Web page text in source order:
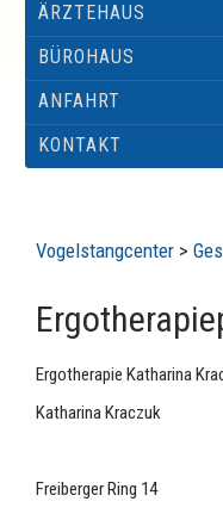
ÄRZTEHAUS
BÜROHAUS
ANFAHRT
KONTAKT
Vogelstangcenter >
Ergotherapie Katharina
KatharinaKraczuk
Freiberger Ring 14